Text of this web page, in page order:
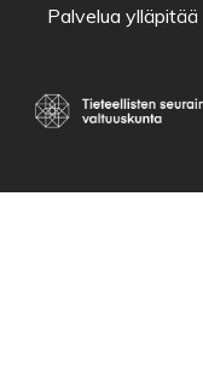
Palvelua ylläpitää